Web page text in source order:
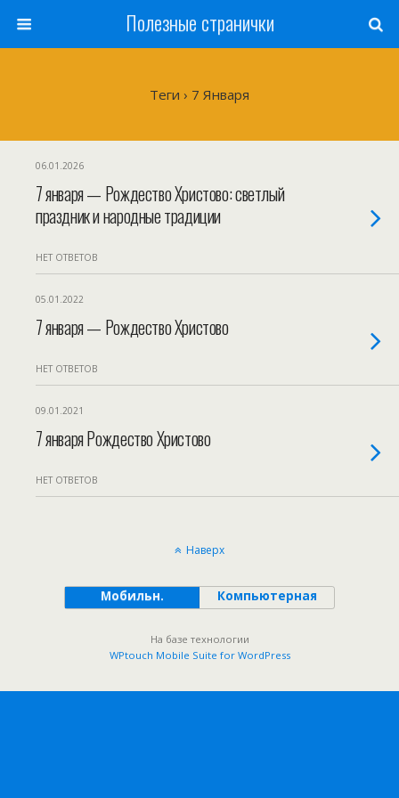
Полезные странички
Теги › 7 Января
06.01.2026
7 января — Рождество Христово: светлый
праздник и народные традиции
НЕТ ОТВЕТОВ
05.01.2022
7 января — Рождество Христово
НЕТ ОТВЕТОВ
09.01.2021
7 января Рождество Христово
НЕТ ОТВЕТОВ
Наверх
Мобильн. Компьютерная
На базе технологии
WPtouch Mobile Suite for WordPress